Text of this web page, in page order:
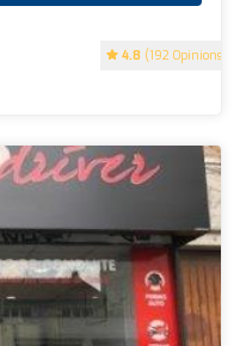
4.8 (192 Opinions)